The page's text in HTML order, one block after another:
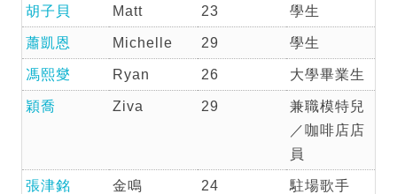
胡子貝 Matt 23 學生
蕭凱恩 Michelle 29 學生
馮熙燮 Ryan 26 大學畢業生
穎喬 Ziva 29
兼職模特兒
／咖啡店店
員
張津銘 金鳴 24 駐場歌手